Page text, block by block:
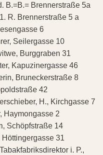
B.=B.= Brennerstraße 5a
R. Brennerstraße 5 a
6
Seilergasse 10
Burggraben 31
Kapuzinergasse 46
Bruneckerstraße 8
42
H., Kirchgasse 7
Haymongasse 2
Schöpfstraße 14
31
i. P.,